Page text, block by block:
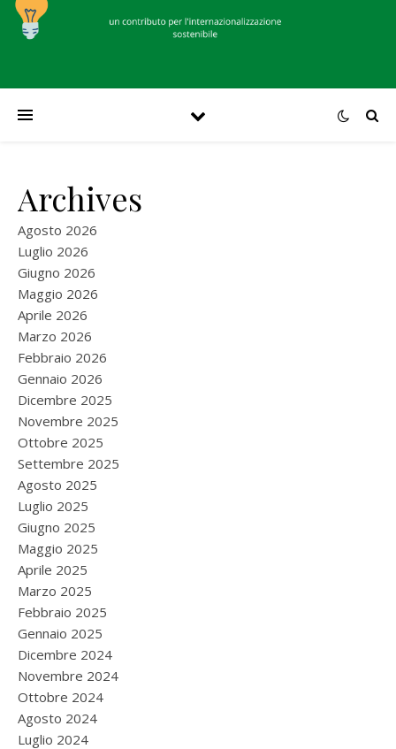
Archives
Agosto 2026
Luglio 2026
Giugno 2026
Maggio 2026
Aprile 2026
Marzo 2026
Febbraio 2026
Gennaio 2026
Dicembre 2025
Novembre 2025
Ottobre 2025
Settembre 2025
Agosto 2025
Luglio 2025
Giugno 2025
Maggio 2025
Aprile 2025
Marzo 2025
Febbraio 2025
Gennaio 2025
Dicembre 2024
Novembre 2024
Ottobre 2024
Agosto 2024
Luglio 2024